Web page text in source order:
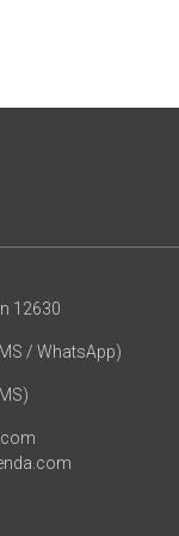
12630
/ WhatsApp)